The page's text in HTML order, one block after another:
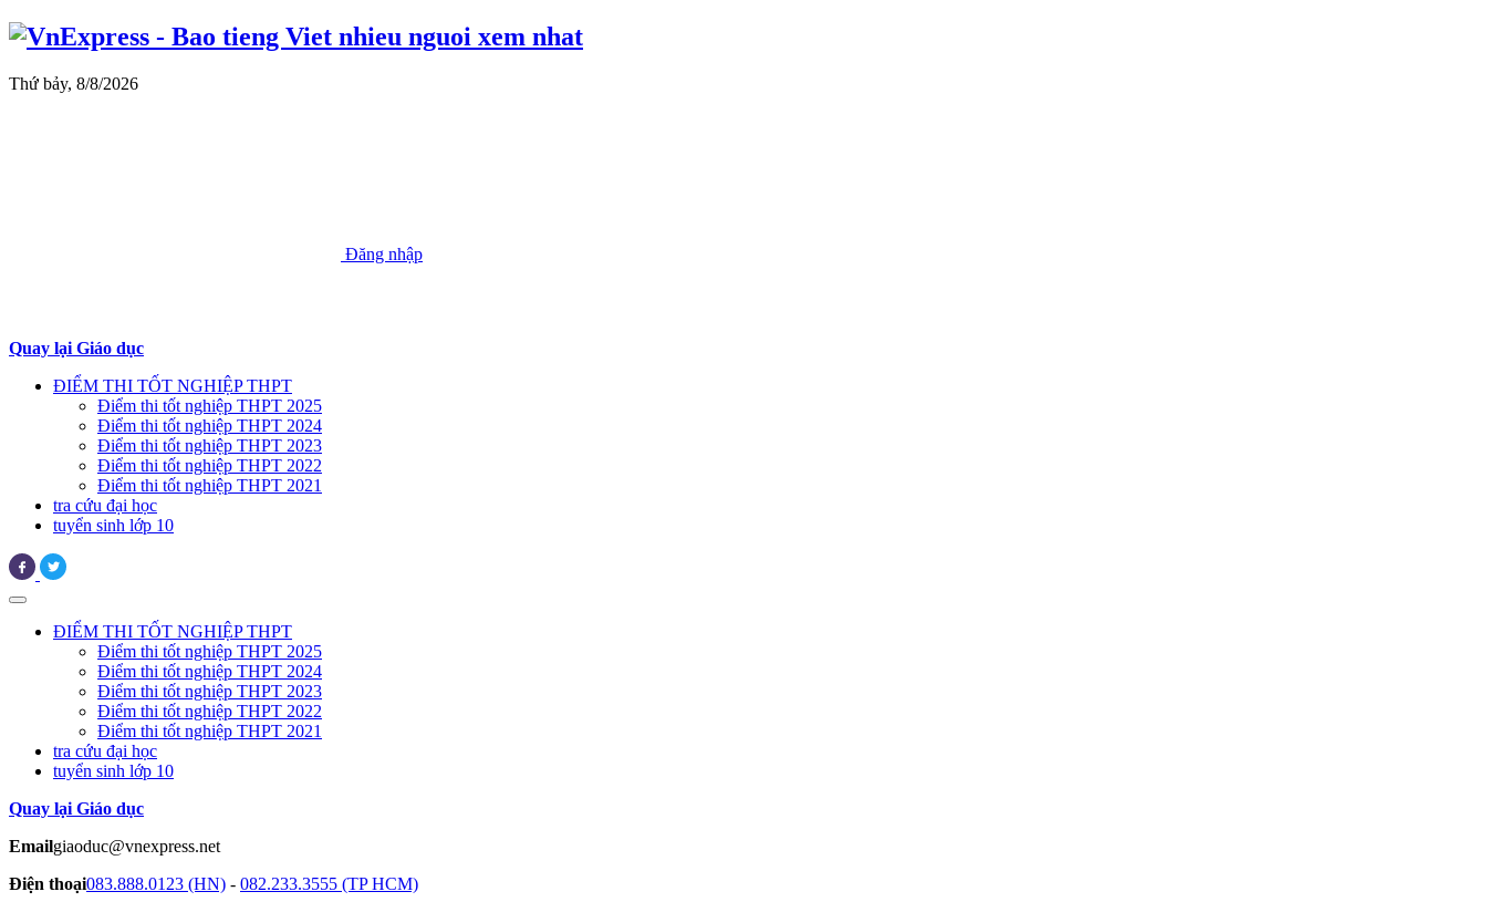
Thứ bảy, 8/8/2026
Đăng nhập
Quay lại Giáo dục
ĐIỂM THI TỐT NGHIỆP THPT
Điểm thi tốt nghiệp THPT 2025
Điểm thi tốt nghiệp THPT 2024
Điểm thi tốt nghiệp THPT 2023
Điểm thi tốt nghiệp THPT 2022
Điểm thi tốt nghiệp THPT 2021
tra cứu đại học
tuyển sinh lớp 10
ĐIỂM THI TỐT NGHIỆP THPT
Điểm thi tốt nghiệp THPT 2025
Điểm thi tốt nghiệp THPT 2024
Điểm thi tốt nghiệp THPT 2023
Điểm thi tốt nghiệp THPT 2022
Điểm thi tốt nghiệp THPT 2021
tra cứu đại học
tuyển sinh lớp 10
Quay lại Giáo dục
Emailgiaoduc@vnexpress.net
Điện thoại083.888.0123 (HN) - 082.233.3555 (TP HCM)